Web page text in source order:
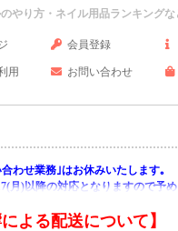
やり方・ネイル用品ランキングな
会員登録
用 お問い合わせ
わせ業務｣はお休みいたします｡
月)以降の対応となりますので予
よる配送について】